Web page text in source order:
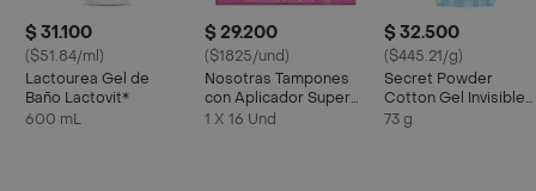
$ 31.100
($51.84/ml)
Lactourea Gel de
Baño Lactovit*
600 mL
$ 29.200
($1825/und)
Nosotras Tampones
con Aplicador Super
Plus X16 Und
1 X 16 Und
$ 32.500
($445.21/g)
Secret Powder
Cotton Gel Invisible
Antitranspirante
73 g